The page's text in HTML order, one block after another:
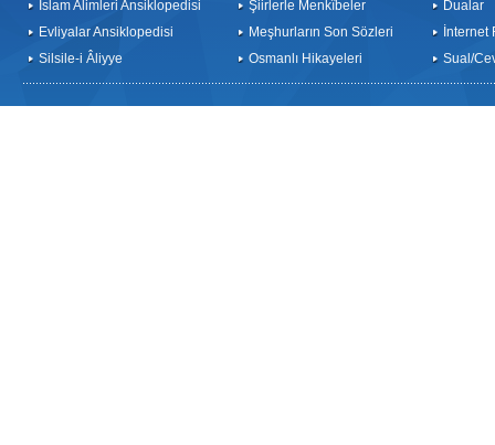
İslam Alimleri Ansiklopedisi
Evliyalar Ansiklopedisi
Silsile-i Âliyye
Şiirlerle Menkîbeler
Meşhurların Son Sözleri
Osmanlı Hikayeleri
Dualar
İnternet
Sual/